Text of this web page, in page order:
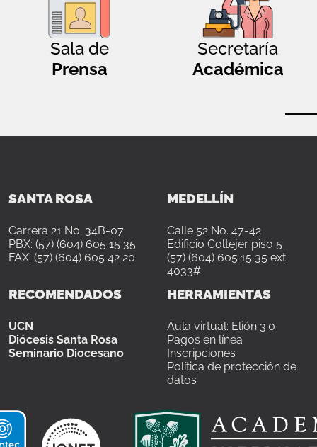
Sala de
Prensa
Secretaría
Académica
SANTA ROSA
Carrera 21 No. 34B-07
PBX: (57) (604) 605 15 35
FAX: (57) (604) 605 42 20
MEDELLÍN
Calle 52 No. 47-42
Edificio Coltejer piso 5
(57) (604) 605 15 35 ext.
4033#
RECOMENDADOS
UCN
Diócesis Santa Rosa
Seminario Diocesano
HERRAMIENTAS
Aula virtual: Elión 3.0
Pagos en línea
Inscripciones
Política de protección de
datos